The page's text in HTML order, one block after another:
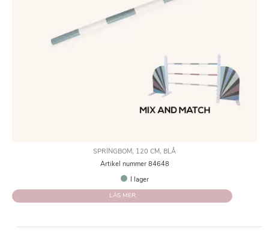
SPRINGBOM, 120 CM, BLÅ
Artikel nummer 84648
I lager
LÄS MER